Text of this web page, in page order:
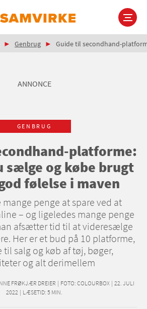
Genbrug Guide til secondhand-
ANNONCE
GENBRUG
platforme:
sælge og købe brugt
følelse i maven
penge at spare ved at
– og ligeledes mange penge
afsætter tid til at videresælge
Her er et bud på 10 platforme,
til salg og køb af tøj, bøger,
og alt derimellem
FRØKJÆR DREIER | FOTO: COLOURBOX | 22. JULI
2022 | LÆSETID: 5 MIN.